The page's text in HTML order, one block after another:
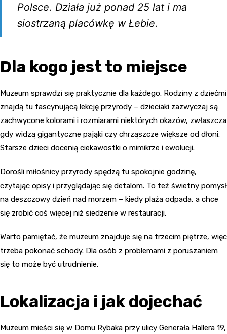
Polsce. Działa już ponad 25 lat i ma
siostrzaną placówkę w Łebie.
Dla kogo jest to miejsce
Muzeum sprawdzi się praktycznie dla każdego. Rodziny z dziećmi
znajdą tu fascynującą lekcję przyrody – dzieciaki zazwyczaj są
zachwycone kolorami i rozmiarami niektórych okazów, zwłaszcza
gdy widzą gigantyczne pająki czy chrząszcze większe od dłoni.
Starsze dzieci docenią ciekawostki o mimikrze i ewolucji.
Dorośli miłośnicy przyrody spędzą tu spokojnie godzinę,
czytając opisy i przyglądając się detalom. To też świetny pomysł
na deszczowy dzień nad morzem – kiedy plaża odpada, a chce
się zrobić coś więcej niż siedzenie w restauracji.
Warto pamiętać, że muzeum znajduje się na trzecim piętrze, więc
trzeba pokonać schody. Dla osób z problemami z poruszaniem
się to może być utrudnienie.
Lokalizacja i jak dojechać
Muzeum mieści się w Domu Rybaka przy ulicy Generała Hallera 19,